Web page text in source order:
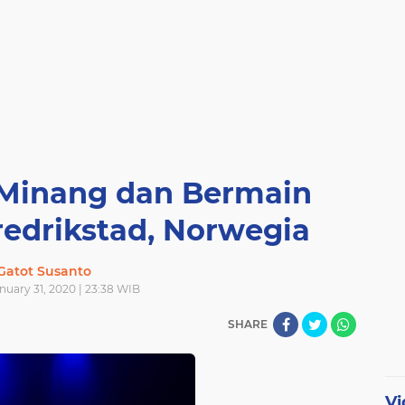
dan Bermain
Norwegia
Susanto
31, 2020 | 23:38 WIB
SHARE